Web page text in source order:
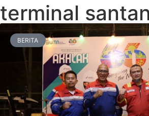
terminal santan
BERITA